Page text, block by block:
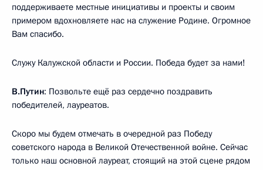
поддерживаете местные инициативы и проекты и своим
примером вдохновляете нас на служение Родине. Огромное
Вам спасибо.
Служу Калужской области и России. Победа будет за нами!
В.Путин: Позвольте ещё раз сердечно поздравить
победителей, лауреатов.
Скоро мы будем отмечать в очередной раз Победу
советского народа в Великой Отечественной войне. Сейчас
только наш основной лауреат, стоящий на этой сцене рядом